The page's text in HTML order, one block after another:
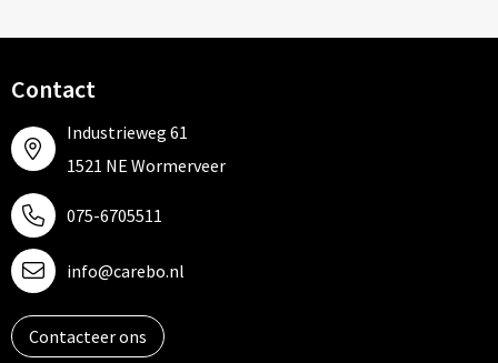
Contact
Industrieweg 61
1521 NE Wormerveer
075-6705511
info@carebo.nl
Contacteer ons